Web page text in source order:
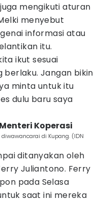
mengikuti aturan
menyebut
informasi atau
itu.
ikut sesuai
berlaku. Jangan bikin
minta untuk itu
dulu baru saya
Koperasi
di Kupang. (IDN
ditanyakan oleh
Juliantono. Ferry
pada Selasa
saat ini mereka